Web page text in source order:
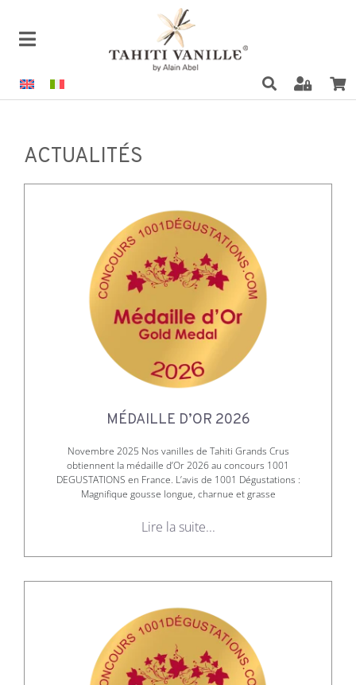
ACTUALITÉS
MÉDAILLE D’OR 2026
Novembre 2025 Nos vanilles de Tahiti Grands Crus
obtiennent la médaille d’Or 2026 au concours 1001
DEGUSTATIONS en France. L’avis de 1001 Dégustations :
Magnifique gousse longue, charnue et grasse
Lire la suite...